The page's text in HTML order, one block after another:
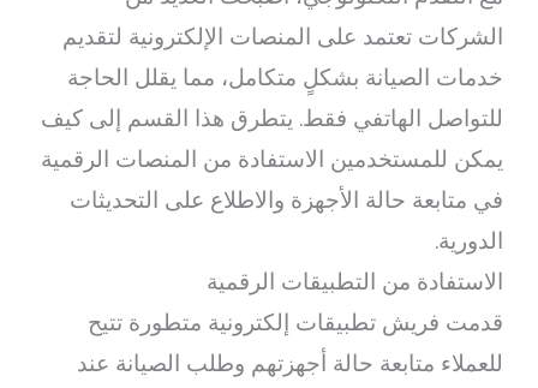
الشركات تعتمد على المنصات الإلكترونية لتقديم
خدمات الصيانة بشكلٍ متكامل، مما يقلل الحاجة
للتواصل الهاتفي فقط. يتطرق هذا القسم إلى كيف
يمكن للمستخدمين الاستفادة من المنصات الرقمية
في متابعة حالة الأجهزة والاطلاع على التحديثات
الدورية.
الاستفادة من التطبيقات الرقمية
قدمت فريش تطبيقات إلكترونية متطورة تتيح
للعملاء متابعة حالة أجهزتهم وطلب الصيانة عند